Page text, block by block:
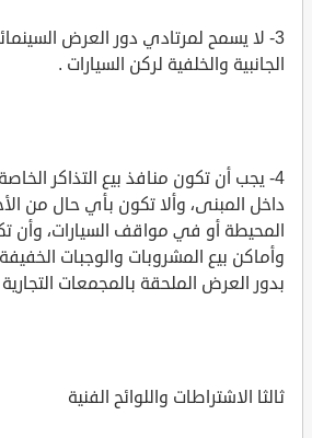
3- لا يسمح لمرتادي دور العرض
الجانبية والخلفية لركن السيارات .
4- يجب أن تكون منافذ بيع التذاكر
داخل المبنى، وألا تكون بأي حال من
المحيطة أو في مواقف السيارات، وأن
وأماكن بيع المشروبات والوجبات
بدور العرض الملحقة بالمجمعات
ثالثا الاشتراطات واللوائح الفنية